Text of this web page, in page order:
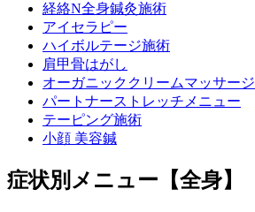
経絡N全身鍼灸施術
アイセラピー
ハイボルテージ施術
肩甲骨はがし
オーガニッククリームマッサージ
パートナーストレッチメニュー
テーピング施術
小顔 美容鍼
症状別メニュー【全身】